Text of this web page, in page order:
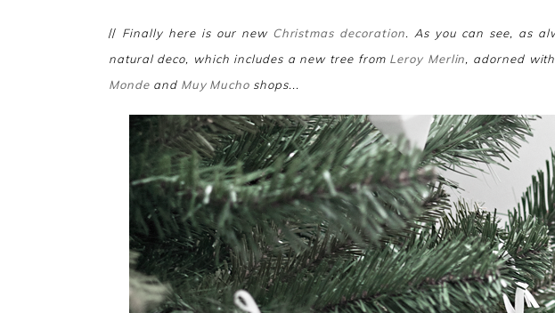
// Finally here is our new Christmas decoration. As you can see, as
natural deco, which includes a new tree from Leroy Merlin, adorned
Mondeand Muy Mucho shops...